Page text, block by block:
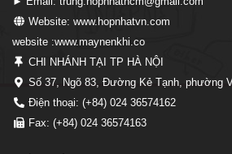
Website: www.hopnhatvn.com
website :www.maynenkhi.co
CHI NHÁNH TẠI TP HÀ NỘI
Số 37, Ngõ 83, Đường Kẻ Tạnh, phường
Điện thoại: (+84) 024 36574162
Fax: (+84) 024 36574163